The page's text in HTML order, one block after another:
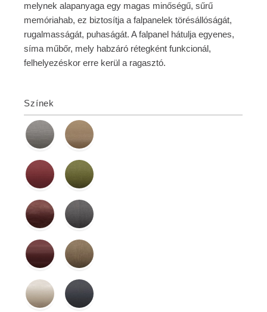
melynek alapanyaga egy magas minőségű, sűrű
memóriahab, ez biztosítja a falpanelek törésállóságát,
rugalmasságát, puhaságát. A falpanel hátulja egyenes,
síma műbőr, mely habzáró rétegként funkcionál,
felhelyezéskor erre kerül a ragasztó.
Színek